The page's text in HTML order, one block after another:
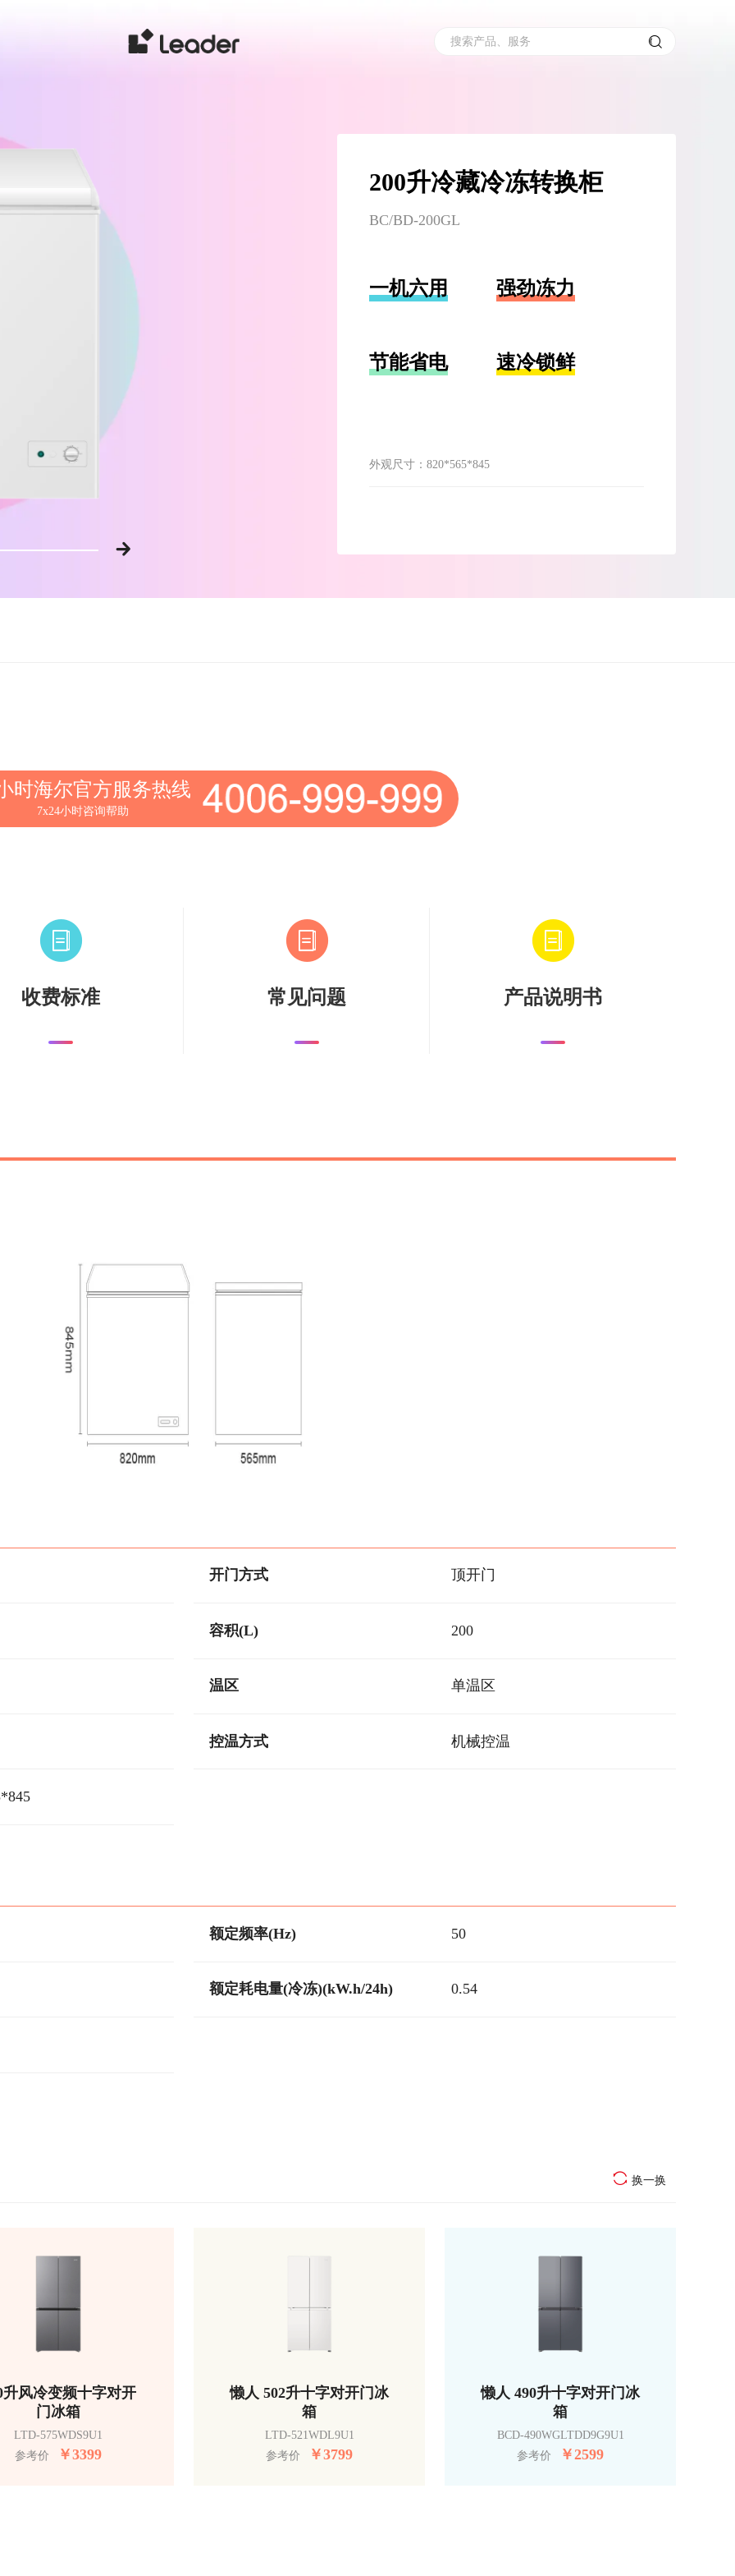
搜索产品、服务
200升冷藏冷冻转换柜
BC/BD-200GL
一机六用 强劲冻力
节能省电 速冷锁鲜
外观尺寸：820*565*845
时海尔官方服务热线
7x24小时咨询帮助
收费标准 常见问题 产品说明书
开门方式 顶开门
容积(L) 200
温区 单温区
控温方式 机械控温
额定频率(Hz) 50
额定耗电量(冷冻)(kW.h/24h) 0.54
换一换
升风冷变频十字对开
门冰箱
LTD-575WDS9U1
参考价
￥3399
懒人 502升十字对开门冰
箱
LTD-521WDL9U1
参考价
￥3799
懒人 490升十字对开门冰
箱
BCD-490WGLTDD9G9U1
参考价
￥2599